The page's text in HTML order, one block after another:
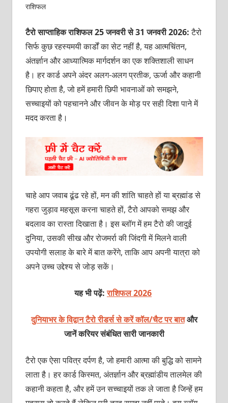
राशिफल
टैरो साप्ताहिक राशिफल 25 जनवरी से 31 जनवरी 2026:टैरो
सिर्फ कुछ रहस्यमयी कार्डों का सेट नहीं है, यह आत्मचिंतन,
अंतर्ज्ञान और आध्यात्मिक मार्गदर्शन का एक शक्तिशाली साधन
है। हर कार्ड अपने अंदर अलग-अलग प्रतीक, ऊर्जा और कहानी
छिपाए होता है, जो हमें हमारी छिपी भावनाओं को समझने,
सच्चाइयों को पहचानने और जीवन के मोड़ पर सही दिशा पाने में
मदद करता है।
चाहे आप जवाब ढूंढ रहे हों, मन की शांति चाहते हों या ब्रह्मांड से
गहरा जुड़ाव महसूस करना चाहते हों, टैरो आपको समझ और
बदलाव का रास्ता दिखाता है। इस ब्लॉग में हम टैरो की जादुई
दुनिया, उसकी सीख और रोजमर्रा की जिंदगी में मिलने वाली
उपयोगी सलाह के बारे में बात करेंगे, ताकि आप अपनी यात्रा को
अपने उच्च उद्देश्य से जोड़ सकें।
यह भी पढ़ें:राशिफल 2026
दुनियाभर के विद्वान टैरो रीडर्स से करें कॉल/चैट पर बातऔर
जानें करियर संबंधित सारी जानकारी
टैरो एक ऐसा पवित्र दर्पण है, जो हमारी आत्मा की बुद्धि को सामने
लाता है। हर कार्ड किस्मत, अंतर्ज्ञान और ब्रह्मांडीय तालमेल की
कहानी कहता है, और हमें उन सच्चाइयों तक ले जाता है जिन्हें हम